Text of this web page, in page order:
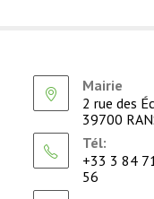
Mairie
2 rue des
39700
Tél:
+33 3 84
56